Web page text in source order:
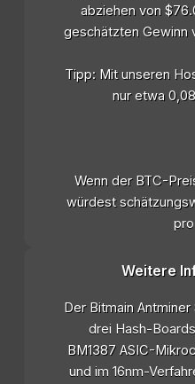
abziehen von
geschätzten Gewinn
Tipp: Mit unseren
nur etwa
Wenn der BTC-
würdest
Weitere
Der Bitmain
drei Hash-
BM1387 ASIC-
und im 16nm-